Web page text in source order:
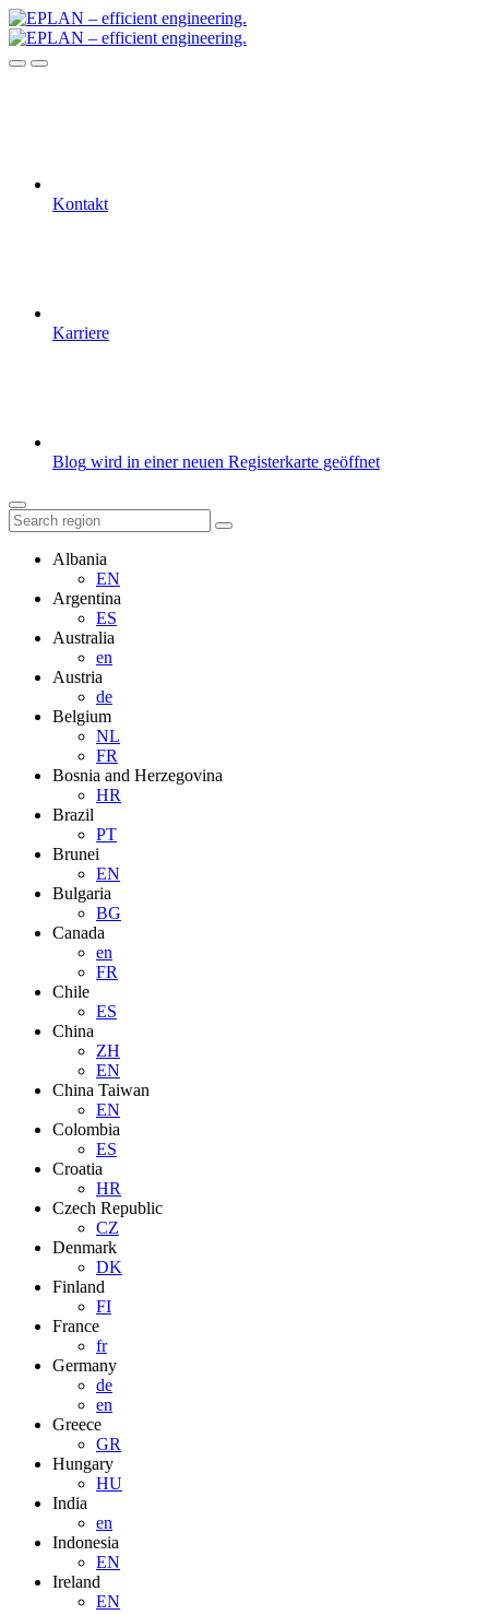
Kontakt
Karriere
Blog wird in einer neuen Registerkarte geöffnet
Albania
EN
Argentina
ES
Australia
en
Austria
de
Belgium
NL
FR
Bosnia and Herzegovina
HR
Brazil
PT
Brunei
EN
Bulgaria
BG
Canada
en
FR
Chile
ES
China
ZH
EN
China Taiwan
EN
Colombia
ES
Croatia
HR
Czech Republic
CZ
Denmark
DK
Finland
FI
France
fr
Germany
de
en
Greece
GR
Hungary
HU
India
en
Indonesia
EN
Ireland
EN